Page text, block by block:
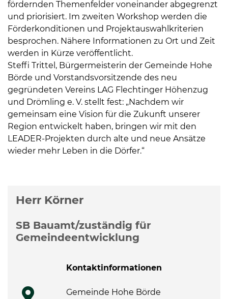
fördernden Themenfelder voneinander abgegrenzt
und priorisiert. Im zweiten Workshop werden die
Förderkonditionen und Projektauswahlkriterien
besprochen. Nähere Informationen zu Ort und Zeit
werden in Kürze veröffentlicht.
Steffi Trittel, Bürgermeisterin der Gemeinde Hohe
Börde und Vorstandsvorsitzende des neu
gegründeten Vereins LAG Flechtinger Höhenzug
und Drömling e. V. stellt fest: „Nachdem wir
gemeinsam eine Vision für die Zukunft unserer
Region entwickelt haben, bringen wir mit den
LEADER-Projekten durch alte und neue Ansätze
wieder mehr Leben in die Dörfer.“
Weitere Informationen
Herr Körner
SB Bauamt/zuständig für
Gemeindeentwicklung
Kontaktinformationen
Gemeinde Hohe Börde